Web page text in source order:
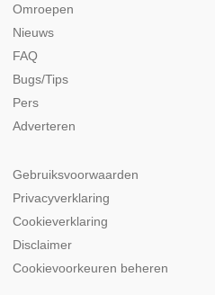
Omroepen
Nieuws
FAQ
Bugs/Tips
Pers
Adverteren
Gebruiksvoorwaarden
Privacyverklaring
Cookieverklaring
Disclaimer
Cookievoorkeuren beheren